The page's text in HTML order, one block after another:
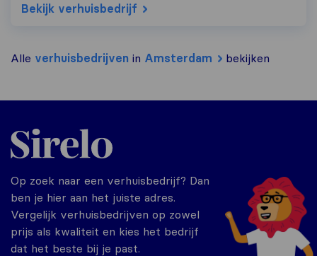
Bekijk verhuisbedrijf
Alle verhuisbedrijven in Amsterdam bekijken
Sirelo.nl
Op zoek naar een verhuisbedrijf? Dan
ben je hier aan het juiste adres.
Vergelijk verhuisbedrijven op zowel
prijs als kwaliteit en kies het bedrijf
dat het beste bij je past.